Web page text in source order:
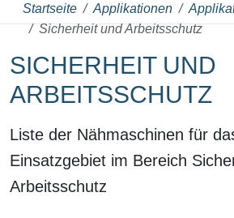
Startseite Applikationen
Sicherheit und Arbeitsschutz
SICHERHEIT UND
ARBEITSSCHUTZ
Liste der Nähmaschinen für
Einsatzgebiet im Bereich
Arbeitsschutz